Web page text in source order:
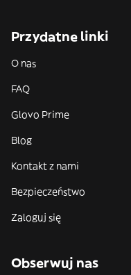
Przydatne linki
O nas
FAQ
Glovo Prime
Blog
Kontakt z nami
Bezpieczeństwo
Zaloguj się
Obserwuj nas